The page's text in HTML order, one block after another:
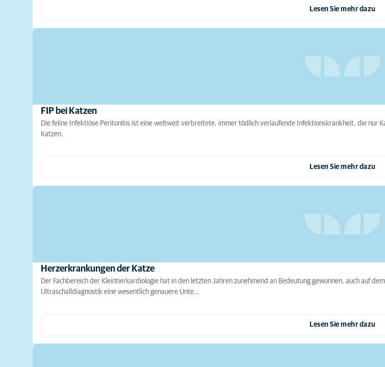
Lesen Sie mehr dazu
FIP bei Katzen
Die feline Infektiöse Peritonitis ist eine weltweit verbreitete, immer tödlich verlaufende Infektionskrankheit, die nur
Katzen.
Lesen Sie mehr dazu
Herzerkrankungen der Katze
Der Fachbereich der Kleintierkardiologie hat in den letzten Jahren zunehmend an Bedeutung gewonnen, auch auf
Ultraschalldiagnostik eine wesentlich genauere Unte…
Lesen Sie mehr dazu